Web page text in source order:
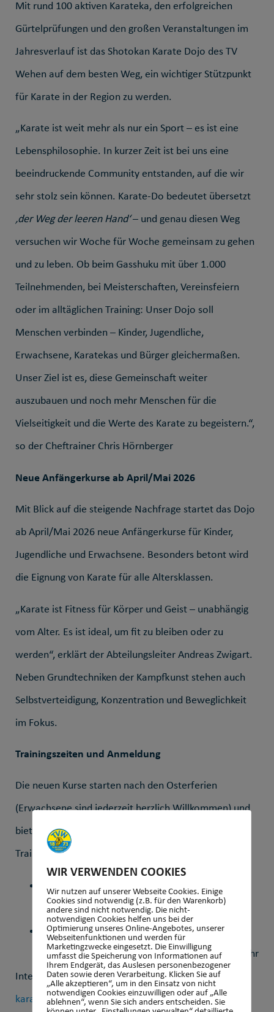
Mit rund 100 aktiven Karateka, den erfolgreichen
Gürtelprüfungen und den großen Veranstaltungen im
Jahresverlauf ist das Shotokan Karate Dojo des TV
Wehen auf dem besten Weg, ein wichtiger Stützpunkt
für Karate in der Region zu werden.
„Karate ist weit mehr als nur ein Sport – es ist eine
Lebensphilosophie. In kurzer Zeit ist bei uns eine
beeindruckende Community entstanden, auf die wir
sehr stolz sein können. Karate-Do bedeutet übersetzt
‚der Weg der leeren Hand‘– und genau diesen Weg
versuchen wir Woche für Woche gemeinsam zu gehen
und zu leben. Ob beim Gasshuku mit über 1.000
Teilnehmenden, bei Meisterschaften, Vereinsfeiern
oder im alltäglichen Training: Unser Dojo soll
Menschen verbinden – Kinder, Jugendliche,
Erwachsene, Karatekas und Bürger gleichermaßen.
Unser Ziel ist es, diese Gemeinschaft weiter
auszubauen und noch mehr Menschen für die
Vielseitigkeit und die Werte des Karate zu begeistern.“,
so der Cheftrainer Chris Hörnberger
Neue Anfängerkurse ab April/Mai 2026
Mit Blick auf die steigende Nachfrage startet das Dojo
ab April/Mai 2026 neue Anfängerkurse für Kinder,
Jugendliche und Erwachsene. Besonders betont wird
die Eignung von Karate für alle Altersklassen.
„Karate ist Fitness für Körper und Geist – unabhängig
vom Alter. Es ist ideal, um fit zu bleiben oder zu
werden“, erklärt der Abteilungsleiter Andreas Zwigart.
Neben Grundtechniken der Kampfkunst stehen auch
Selbstverteidigung, Konzentration und Beweglichkeit
im Fokus.
Trainingszeiten und Anmeldung
Die neuen Kurse starten nach den Osterferien
(Erwachsene sind jederzeit herzlich Willkommen) und
bieten vier kostenfreie Schnupperstunden.
Trainingszeiten:
Kinder (7-13 Jahre): Montag und Mittwoch,
18:00–19:00 Uhr
Jugendliche & Erwachsene (ab 14 Jahren):
Montag und Freitag, 20:00 bzw. 20:15 –21:30 Uhr
Interessierte können sich ab sofort per E-Mail unter
karate@tvwehen.deanmelden.
WIR VERWENDEN COOKIES
Wir nutzen auf unserer Webseite Cookies. Einige
Cookies sind notwendig (z.B. für den Warenkorb)
andere sind nicht notwendig. Die nicht-
notwendigen Cookies helfen uns bei der
Optimierung unseres Online-Angebotes, unserer
Webseitenfunktionen und werden für
Marketingzwecke eingesetzt. Die Einwilligung
umfasst die Speicherung von Informationen auf
Ihrem Endgerät, das Auslesen personenbezogener
Daten sowie deren Verarbeitung. Klicken Sie auf
„Alle akzeptieren“, um in den Einsatz von nicht
notwendigen Cookies einzuwilligen oder auf „Alle
ablehnen“, wenn Sie sich anders entscheiden. Sie